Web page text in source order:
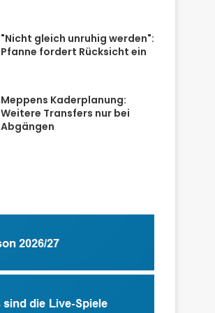
"Nicht gleich unruhig werden":
Pfanne fordert Rücksicht ein
Meppens Kaderplanung:
Weitere Transfers nur bei
Abgängen